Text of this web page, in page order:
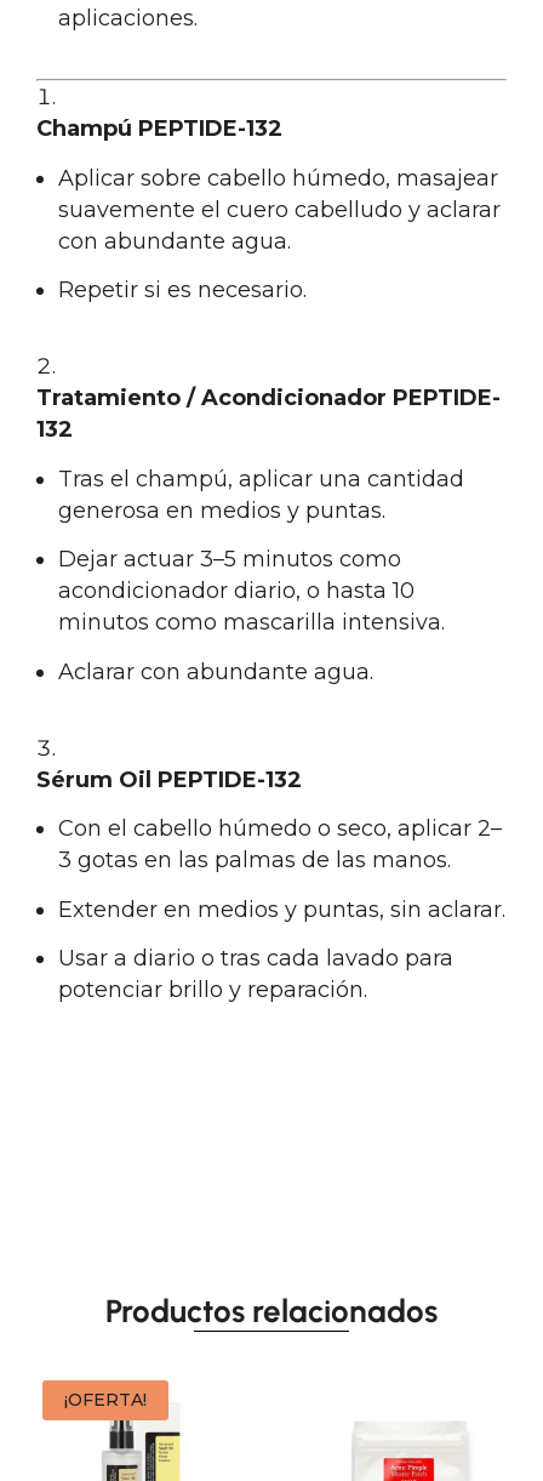
aplicaciones.
Champú PEPTIDE-132
Aplicar sobre cabello húmedo, masajear
suavemente el cuero cabelludo y aclarar
con abundante agua.
Repetir si es necesario.
Tratamiento / Acondicionador PEPTIDE-
132
Tras el champú, aplicar una cantidad
generosa en medios y puntas.
Dejar actuar 3–5 minutos como
acondicionador diario, o hasta 10
minutos como mascarilla intensiva.
Aclarar con abundante agua.
Sérum Oil PEPTIDE-132
Con el cabello húmedo o seco, aplicar 2–
3 gotas en las palmas de las manos.
Extender en medios y puntas, sin aclarar.
Usar a diario o tras cada lavado para
potenciar brillo y reparación.
Productos relacionados
¡OFERTA!